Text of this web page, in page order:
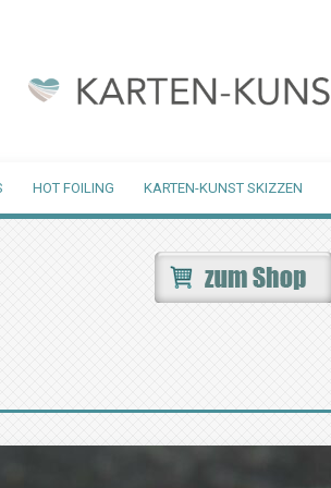
HOT FOILING KARTEN-KUNST SKIZZEN